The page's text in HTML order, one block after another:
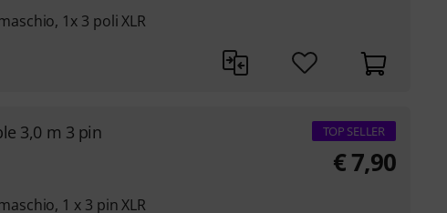
1x 3 poli XLR
3,0 m 3 pin
1 x 3 pin XLR
TOP SELLER
€7,90